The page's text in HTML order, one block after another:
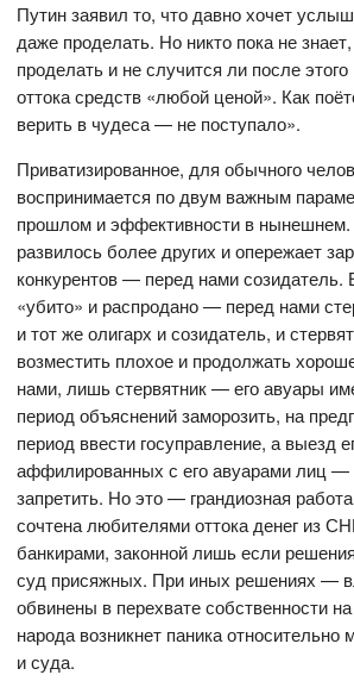
Путин заявил то, что давно хочет
даже проделать. Но никто пока не
проделать и не случится ли после
оттока средств «любой ценой». Как
верить в чудеса — не поступало».
Приватизированное, для обычного
воспринимается по двум важным
прошлом и эффективности в нынешнем.
развилось более других и опережает
конкурентов — перед нами созидатель.
«убито» и распродано — перед нами
и тот же олигарх и созидатель, и
возместить плохое и продолжать
нами, лишь стервятник — его авуары
период объяснений заморозить, на
период ввести госуправление, а выезд
аффилированных с его авуарами лиц —
запретить. Но это — грандиозная
сочтена любителями оттока денег из
банкирами, законной лишь если
суд присяжных. При иных решениях —
обвинены в перехвате собственности
народа возникнет паника относительно
и суда.